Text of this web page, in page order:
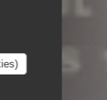
PARIS